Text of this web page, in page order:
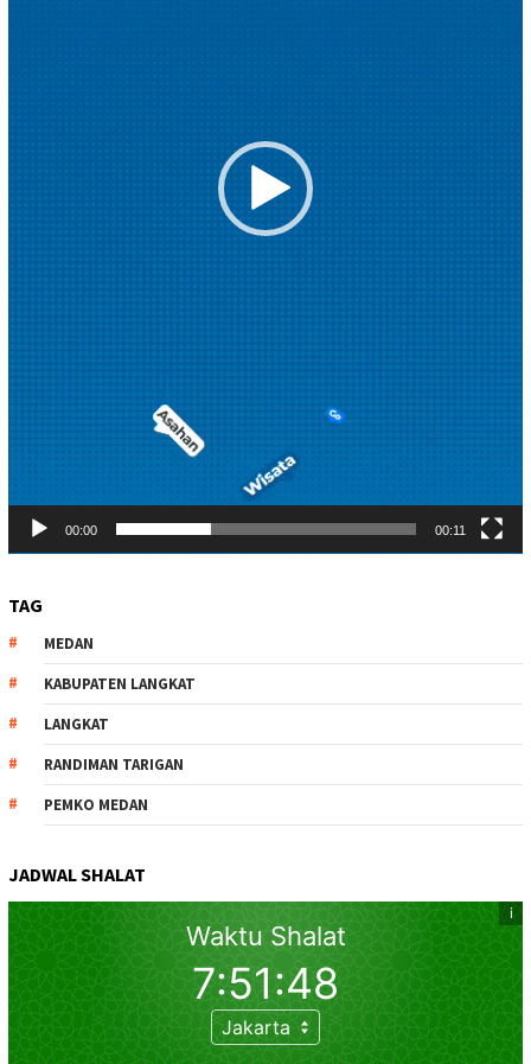
00:00 00:11
TAG
MEDAN
KABUPATEN LANGKAT
LANGKAT
RANDIMAN TARIGAN
PEMKO MEDAN
JADWAL SHALAT